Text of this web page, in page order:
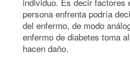
persona enfrenta podría
del enfermo, de modo
enfermo de diabetes toma
hacen daño.